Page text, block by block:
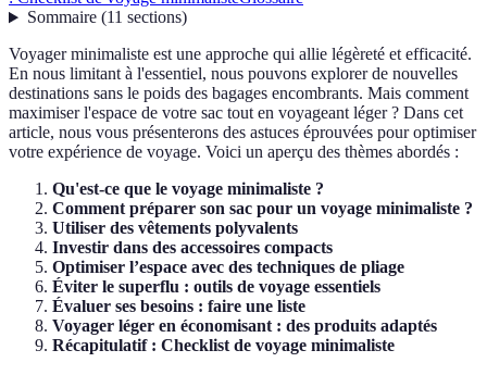
Sommaire(11 sections)
Voyager minimaliste est une approche qui allie légèreté et efficacité.
En nous limitant à l'essentiel, nous pouvons explorer de nouvelles
destinations sans le poids des bagages encombrants. Mais comment
maximiser l'espace de votre sac tout en voyageant léger ? Dans cet
article, nous vous présenterons des astuces éprouvées pour optimiser
votre expérience de voyage. Voici un aperçu des thèmes abordés :
Qu'est-ce que le voyage minimaliste ?
Comment préparer son sac pour un voyage minimaliste ?
Utiliser des vêtements polyvalents
Investir dans des accessoires compacts
Optimiser l’espace avec des techniques de pliage
Éviter le superflu : outils de voyage essentiels
Évaluer ses besoins : faire une liste
Voyager léger en économisant : des produits adaptés
Récapitulatif : Checklist de voyage minimaliste